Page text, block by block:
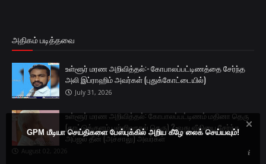
அதிகம் படித்தவை
உள்ளூர் மரண அறிவித்தல்:- கோபாலப்பட்டிணத்தை சேர்ந்த
அலி இப்ராஹிம் அவர்கள் (புதுக்கோட்டையில்)
July 31, 2026
உள்ளூர் மரண அறிவித்தல்: கோபாலப்பட்டிணம் மதினா தெரு
(காட்டுக்குளம் பள்ளிவாசல் தெரு) 2-வது வீதியை சேர்ந்த
அப்ஜல் தீன் (அச்சாலு) அவர்கள்
August 02, 2026
GPM மீடியா செய்திகளை பேஸ்புக்கில் அறிய கீழே லைக் செய்யவும்!